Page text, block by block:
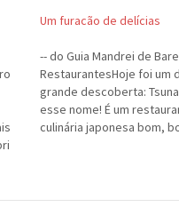
Um furacão de delícias
-- do Guia Mandrei de
RestaurantesHoje foi um
grande descoberta:
esse nome! É um
culinária japonesa bom,
Sushi, bufê quente de